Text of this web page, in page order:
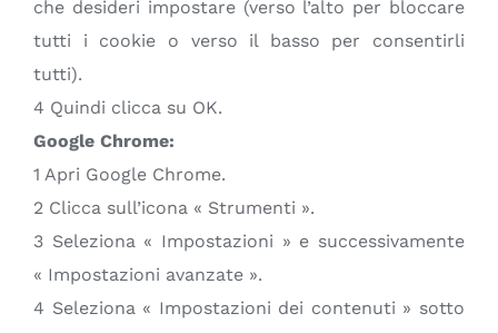
che desideri impostare (verso l’alto per bloccare
tutti i cookie o verso il basso per consentirli
tutti).
4 Quindi clicca su OK.
Google Chrome:
1 Apri Google Chrome.
2 Clicca sull’icona « Strumenti ».
3 Seleziona « Impostazioni » e successivamente
« Impostazioni avanzate ».
4 Seleziona « Impostazioni dei contenuti » sotto